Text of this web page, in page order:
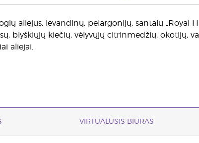
aliejus, levandinų, pelargonijų, santalų
blyškiųjų kiečių, vėlyvųjų citrinmedžių, okotijų,
aliejai.
VIRTUALUSIS BIURAS